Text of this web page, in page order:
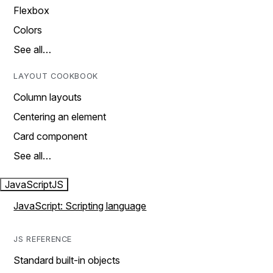
Flexbox
Colors
See all…
LAYOUT COOKBOOK
Column layouts
Centering an element
Card component
See all…
JavaScriptJS
JavaScript: Scripting language
JS REFERENCE
Standard built-in objects